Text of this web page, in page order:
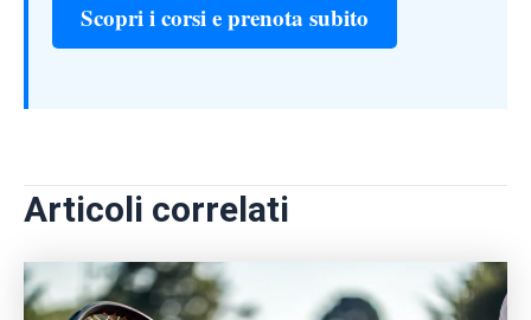
Scopri i corsi e prenota subito
Articoli correlati